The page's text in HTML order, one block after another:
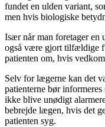
fundet en ulden variant,
men hvis biologiske
Især når man foretager en
også være gjort tilfældige
patienten om, hvis
Selv for lægerne kan det
patienterne bør
ikke blive unødigt
bebrejde lægen, hvis det
patienten syg.